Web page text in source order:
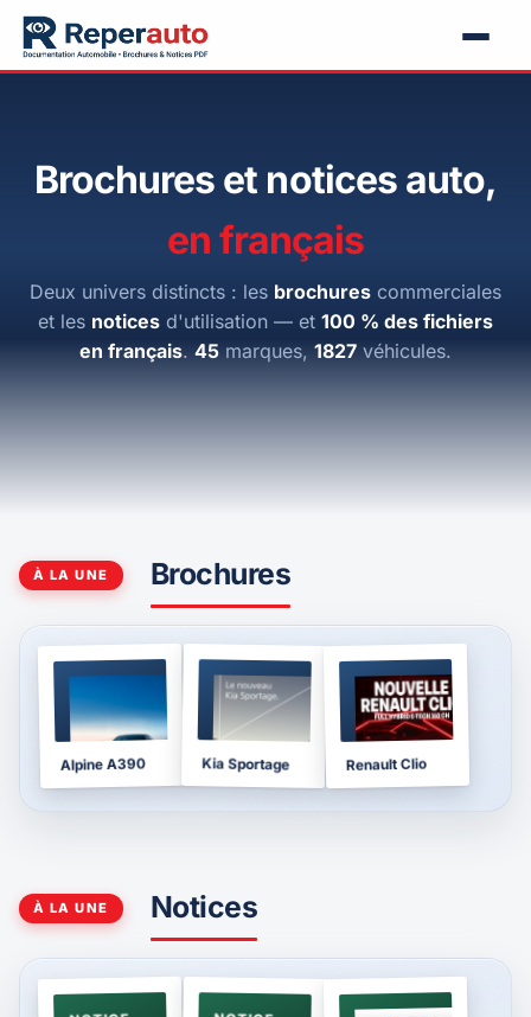
Brochures et notices auto,
en français
Deux univers distincts : les brochures commerciales
et les notices d'utilisation — et 100 % des fichiers
en français. 45 marques, 1827 véhicules.
À LA UNE Brochures
2025
Alpine A390
BROCHURE
2026
Kia Sportage
BROCHURE
2026
Renault Clio
À LA UNE Notices